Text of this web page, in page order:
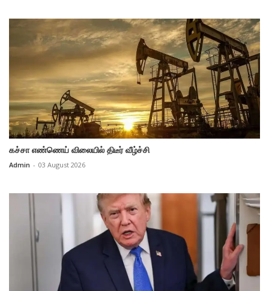
கச்சா எண்ணெய் விலையில் திடீர் வீழ்ச்சி
Admin - 03 August 2026